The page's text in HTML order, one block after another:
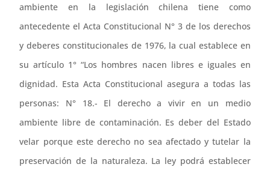
ambiente en la legislación chilena tiene como
antecedente el Acta Constitucional N° 3 de los derechos
y deberes constitucionales de 1976, la cual establece en
su artículo 1° “Los hombres nacen libres e iguales en
dignidad. Esta Acta Constitucional asegura a todas las
personas: N° 18.- El derecho a vivir en un medio
ambiente libre de contaminación. Es deber del Estado
velar porque este derecho no sea afectado y tutelar la
preservación de la naturaleza. La ley podrá establecer